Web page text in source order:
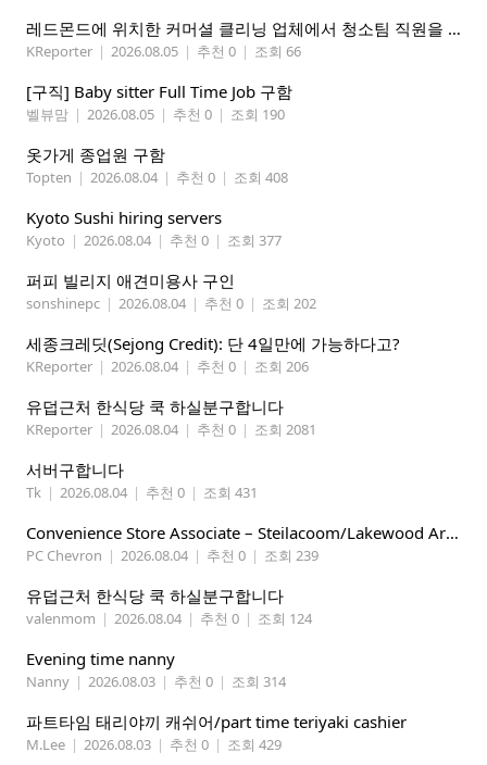
레드몬드에 위치한 커머셜 클리닝 업체에서 청소팀 직원을 모집합니다.
KReporter | 2026.08.05 | 추천 0 | 조회 66
[구직] Baby sitter Full Time Job 구함
벨뷰맘 | 2026.08.05 | 추천 0 | 조회 190
옷가게 종업원 구함
Topten | 2026.08.04 | 추천 0 | 조회 408
Kyoto Sushi hiring servers
Kyoto | 2026.08.04 | 추천 0 | 조회 377
퍼피 빌리지 애견미용사 구인
sonshinepc | 2026.08.04 | 추천 0 | 조회 202
세종크레딧(Sejong Credit): 단 4일만에 가능하다고?
KReporter | 2026.08.04 | 추천 0 | 조회 206
유덥근처 한식당 쿡 하실분구합니다
KReporter | 2026.08.04 | 추천 0 | 조회 2081
서버구합니다
Tk | 2026.08.04 | 추천 0 | 조회 431
Convenience Store Associate – Steilacoom/Lakewood Area, $19 -$21/hr
PC Chevron | 2026.08.04 | 추천 0 | 조회 239
유덥근처 한식당 쿡 하실분구합니다
valenmom | 2026.08.04 | 추천 0 | 조회 124
Evening time nanny
Nanny | 2026.08.03 | 추천 0 | 조회 314
파트타임 태리야끼 캐쉬어/part time teriyaki cashier
M.Lee | 2026.08.03 | 추천 0 | 조회 429